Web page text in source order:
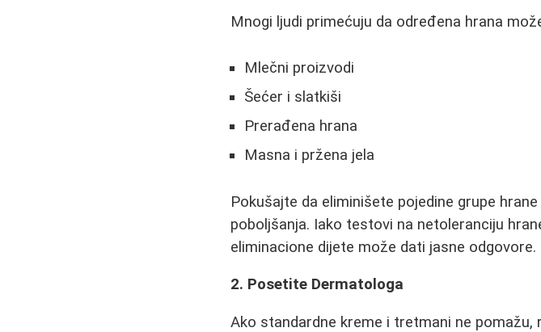
Mnogi ljudi primećuju da određena hrana
Mlečni proizvodi
Šećer i slatkiši
Prerađena hrana
Masna i pržena jela
Pokušajte da eliminišete pojedine grupe
poboljšanja. Iako testovi na netoleranciju
eliminacione dijete može dati jasne odgovore.
2. Posetite Dermatologa
Ako standardne kreme i tretmani ne